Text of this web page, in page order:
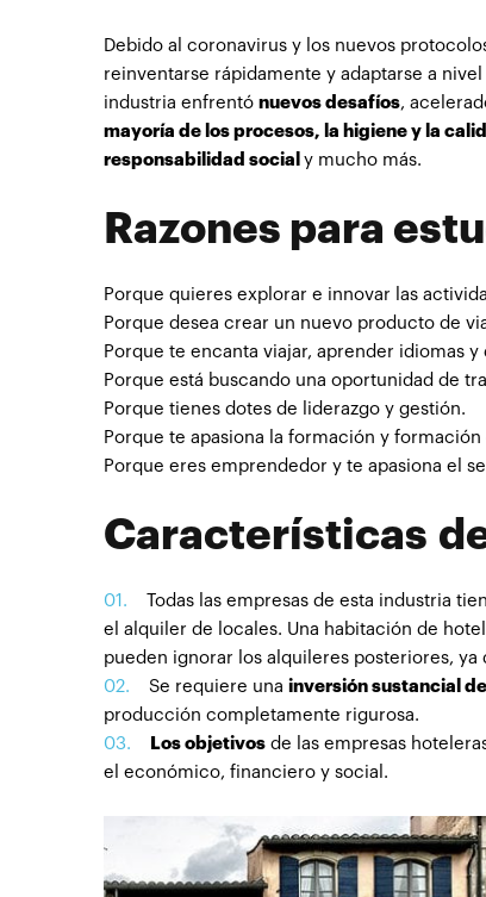
Debido al coronavirus y los nuevos
reinventarse rápidamente y adaptarse a
industria enfrentó nuevos desafíos,
mayoría de los procesos, la higiene y la
responsabilidad social y mucho más.
Razones para
Porque quieres explorar e innovar las
Porque desea crear un nuevo producto de
Porque te encanta viajar, aprender idiomas
Porque está buscando una oportunidad de
Porque tienes dotes de liderazgo y gestión.
Porque te apasiona la formación y formación
Porque eres emprendedor y te apasiona el
Características
Todas las empresas de esta industria
el alquiler de locales. Una habitación de
pueden ignorar los alquileres posteriores,
Se requiere una inversión sustancial
producción completamente rigurosa.
Los objetivos de las empresas
el económico, financiero y social.